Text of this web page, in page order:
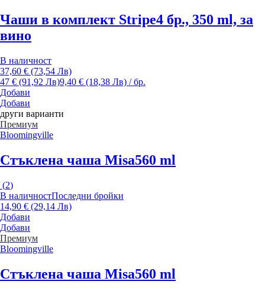
Чаши в комплект Stripe4 бр., 350 ml, за
вино
В наличност
37,60 € (73,54 Лв)
47 € (91,92 Лв)9,40 € (18,38 Лв) / бр.
Добави
Добави
други варианти
Премиум
Bloomingville
Стъклена чаша Misa560 ml
(2)
В наличностПоследни бройки
14,90 € (29,14 Лв)
Добави
Добави
Премиум
Bloomingville
Стъклена чаша Misa560 ml